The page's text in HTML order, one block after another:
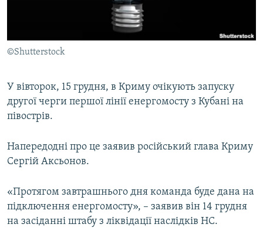
УКРАЇНСЬКА ПРОБЛЕМА КРИМУ
Qırımtatar
©Shutterstock
У вівторок, 15 грудня, в Криму очікують запуску
другої черги першої лінії енергомосту з Кубані на
півострів.
Напередодні про це заявив російський глава Криму
Сергій Аксьонов.
«Протягом завтрашнього дня команда буде дана на
підключення енергомосту», – заявив він 14 грудня
на засіданні штабу з ліквідації наслідків НС.